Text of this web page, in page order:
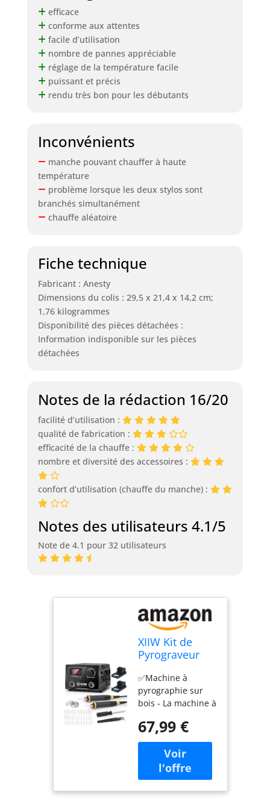
efficace
conforme aux attentes
facile d’utilisation
nombre de pannes appréciable
réglage de la température facile
puissant et précis
rendu très bon pour les débutants
Inconvénients
manche pouvant chauffer à haute
température
problème lorsque les deux stylos sont
branchés simultanément
chauffe aléatoire
Fiche technique
Fabricant : Anesty
Dimensions du colis : 29,5 x 21,4 x 14,2 cm;
1,76 kilogrammes
Disponibilité des pièces détachées :
Information indisponible sur les pièces
détachées
Notes de la rédaction 16/20
facilité d’utilisation :
qualité de fabrication :
efficacité de la chauffe :
nombre et diversité des accessoires :
confort d’utilisation (chauffe du manche) :
Notes des utilisateurs 4.1/5
Note de 4.1 pour 32 utilisateurs
XIIW Kit de
Pyrograveur
Professionnel
100W avec 2
Stylo 33
Pointes
✅️Machine à
pyrographie sur
bois - La machine à
affichage digital 0–
750°C pour un
travail précis lors
de gravures fines.
Sa large plage de
température ajuste
67,99 €